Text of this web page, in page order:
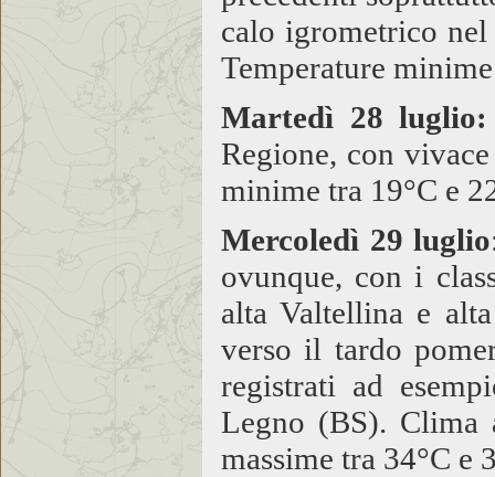
calo igrometrico
Temperature
Martedì 28 luglio:
Regione, con
minime tra 19°C e
Mercoledì 29 luglio
ovunque, con i
alta Valtellina e
verso il tardo
registrati ad
Legno (BS). Clima
massime tra 34°C e